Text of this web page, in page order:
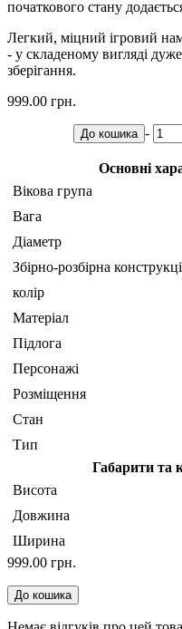
початкового стану
Легкий, міцний ігровий
- у складеному вигляді
зберігання.
999.00 грн.
До кошика -
Основні
Вікова група
Вага
Діаметр
Збірно-розбірна
колір
Матеріал
Підлога
Персонажі
Розміщення
Стан
Тип
Габарити та
Висота
Довжина
Ширина
999.00 грн.
До кошика